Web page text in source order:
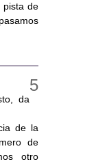
pista de
da
de la
de
otro